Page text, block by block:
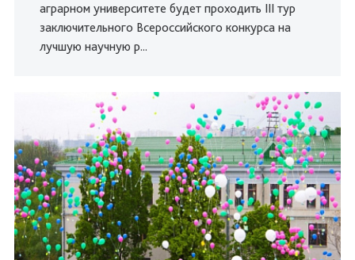
аграрном университете будет проходить III тур
заключительного Всероссийского конкурса на
лучшую научную р...